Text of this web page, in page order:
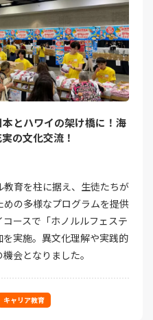
とハワイの架け橋に！海
の文化交流！
育を柱に据え、生徒たちが
の多様なプログラムを提供
ースで「ホノルルフェステ
実施。異文化理解や実践的
会となりました。
キャリア教育